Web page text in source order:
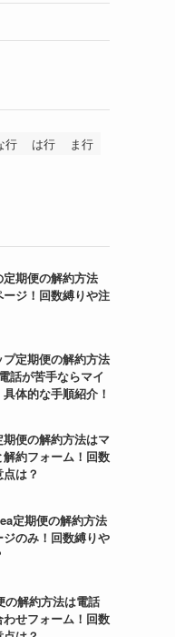
行 は行
ま行
定期便の解約方法
ージ！回数縛りや注
定期便の解約方法
話が苦手ならマイ
体的な手順紹介！
期便の解約方法はマ
解約フォーム！回数
は？
定期便の解約方法
ジのみ！回数縛りや
の解約方法は電話
わせフォーム！回数